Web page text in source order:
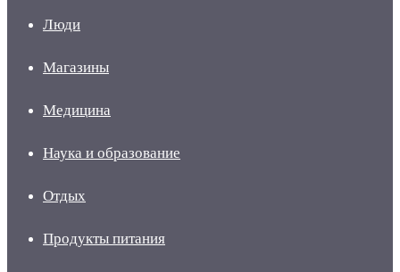
Люди
Магазины
Медицина
Наука и образование
Отдых
Продукты питания